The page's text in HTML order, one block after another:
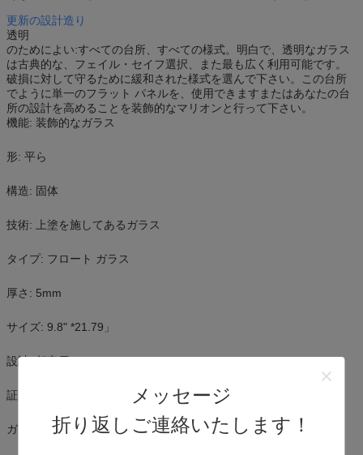
メッセージ
折り返しご連絡いたします！
更新の設計造り
透明
のためによい:すべての台所、すべての様式。明白で、透明なガラス
は古典的な、フェイル・セイフ選択、また最も広く利用可能です。
破損に対して守るために緩和された様式を選んで下さい。この台所
でように単一のフラット パネルを、使用できますまたはあなたの台
所の設計を高めることを装飾的なマリオンと行って下さい。
機能: 装飾的なガラス
形: 平ら
構造: 固体
技術: 上塗を施してあるガラス
タイプ: フロート ガラス
厚さ: 5mm
サイズ: 9.8" *21.79」
設計: 顧客用
証明書: IGCC IGMA
ガラス色: 変化。顧客の要求によって